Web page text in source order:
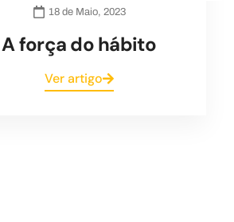
18 de Maio, 2023
A força do hábito
Ver artigo